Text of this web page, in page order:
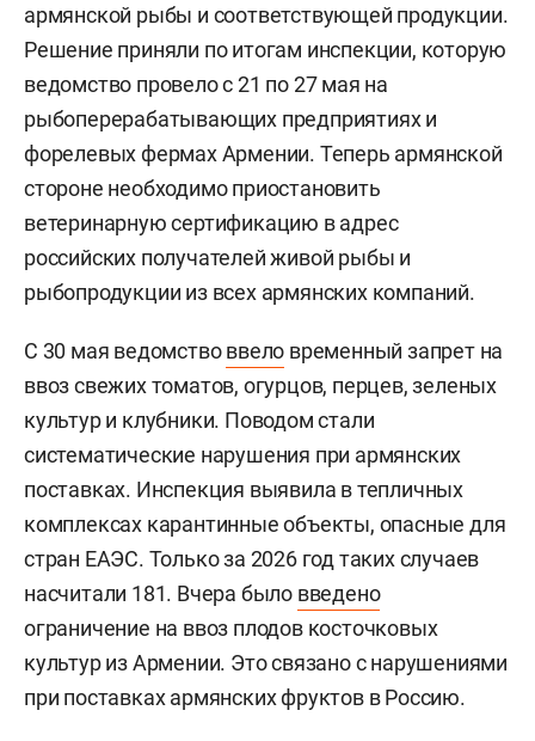
армянской рыбы и соответствующей продукции.
Решение приняли по итогам инспекции, которую
ведомство провело с 21 по 27 мая на
рыбоперерабатывающих предприятиях и
форелевых фермах Армении. Теперь армянской
стороне необходимо приостановить
ветеринарную сертификацию в адрес
российских получателей живой рыбы и
рыбопродукции из всех армянских компаний.
С 30 мая ведомствоввело временный запрет на
ввоз свежих томатов, огурцов, перцев, зеленых
культур и клубники. Поводом стали
систематические нарушения при армянских
поставках. Инспекция выявила в тепличных
комплексах карантинные объекты, опасные для
стран ЕАЭС. Только за 2026 год таких случаев
насчитали 181. Вчера было введено
ограничение на ввоз плодов косточковых
культур из Армении. Это связано с нарушениями
при поставках армянских фруктов в Россию.